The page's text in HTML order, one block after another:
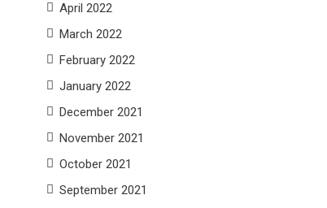
April 2022
March 2022
February 2022
January 2022
December 2021
November 2021
October 2021
September 2021